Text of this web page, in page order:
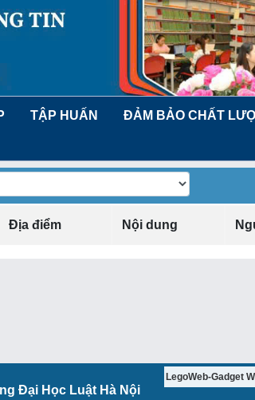
TẬP HUẤN ĐẢM BẢO CHẤT
Địa điểm Nội dung
Đại Học Luật Hà Nội
LegoWeb-Gadget